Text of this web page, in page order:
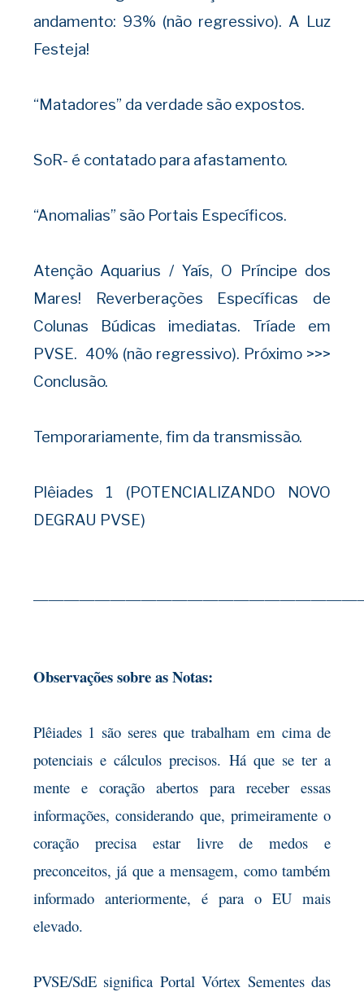
andamento: 93% (não regressivo). A Luz
Festeja!
“Matadores” da verdade são expostos.
SoR- é contatado para afastamento.
“Anomalias” são Portais Específicos.
Atenção Aquarius / Yaís, O Príncipe dos
Mares! Reverberações Específicas de
Colunas Búdicas imediatas. Tríade em
PVSE. 40% (não regressivo). Próximo >>>
Conclusão.
Temporariamente, fim da transmissão.
Plêiades 1 (POTENCIALIZANDO NOVO
DEGRAU PVSE)
Observações sobre as Notas:
Plêiades 1 são seres que trabalham em cima de
potenciais e cálculos precisos. Há que se ter a
mente e coração abertos para receber essas
informações, considerando que, primeiramente o
coração precisa estar livre de medos e
preconceitos, já que a mensagem, como também
informado anteriormente, é para o EU mais
elevado.
PVSE/SdE significa Portal Vórtex Sementes das